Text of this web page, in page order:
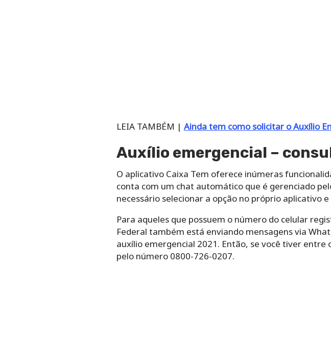
LEIA TAMBÉM | Ainda tem como solicitar o Auxílio
Auxílio emergencial –
O aplicativo Caixa Tem oferece inúmeras
conta com um chat automático que é gerenciado
necessário selecionar a opção no próprio aplicativo
Para aqueles que possuem o número do celular
Federal também está enviando mensagens via
auxílio emergencial 2021. Então, se você tiver
pelo número 0800-726-0207.